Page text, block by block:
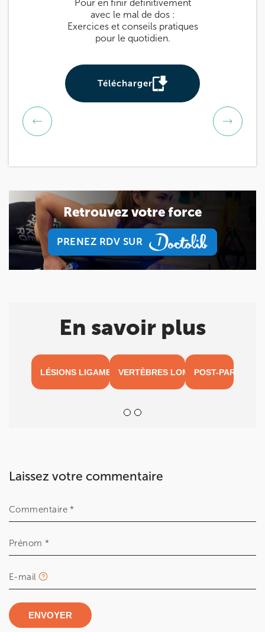
Pour en finir définitivement
avec le mal de dos :
Exercices et conseils pratiques
pour le quotidien.
Télécharger
Retrouvez votre force
PRENEZ RDV SUR
PRENEZ RDV SUR
En savoir plus
LÉSIONS LIGAMENTAIRESVERTÈBRES LOMBAIRESPOST-PARTUM
Laissez votre commentaire
Commentaire *
Prénom *
E-mail
ENVOYER